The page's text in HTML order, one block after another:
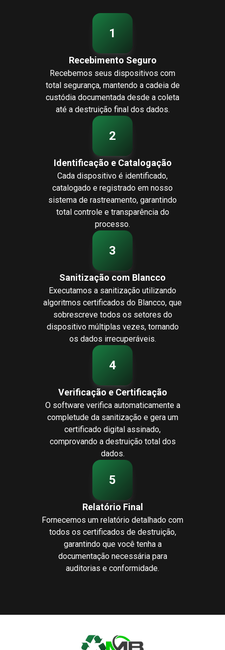
1
Recebimento Seguro
Recebemos seus dispositivos com
total segurança, mantendo a cadeia de
custódia documentada desde a coleta
até a destruição final dos dados.
2
Identificação e Catalogação
Cada dispositivo é identificado,
catalogado e registrado em nosso
sistema de rastreamento, garantindo
total controle e transparência do
processo.
3
Sanitização com Blancco
Executamos a sanitização utilizando
algoritmos certificados do Blancco, que
sobrescreve todos os setores do
dispositivo múltiplas vezes, tornando
os dados irrecuperáveis.
4
Verificação e Certificação
O software verifica automaticamente a
completude da sanitização e gera um
certificado digital assinado,
comprovando a destruição total dos
dados.
5
Relatório Final
Fornecemos um relatório detalhado com
todos os certificados de destruição,
garantindo que você tenha a
documentação necessária para
auditorias e conformidade.